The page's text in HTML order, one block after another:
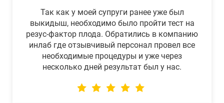
Так как у моей супруги ранее уже был
выкидыш, необходимо было пройти тест на
резус-фактор плода. Обратились в компанию
инлаб где отзывчивый персонал провел все
необходимые процедуры и уже через
несколько дней результат был у нас.